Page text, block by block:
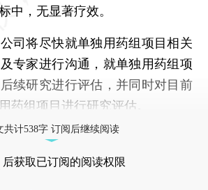
中，无显著疗效。
将尽快就单独用药组项目相关
专家进行沟通，就单独用药组项
续研究进行评估，并同时对目前
药组项目进行研究评估。
共计538字 订阅后继续阅读
后获取已订阅的阅读权限